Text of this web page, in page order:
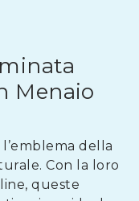
Menaio
della
Con la loro
queste